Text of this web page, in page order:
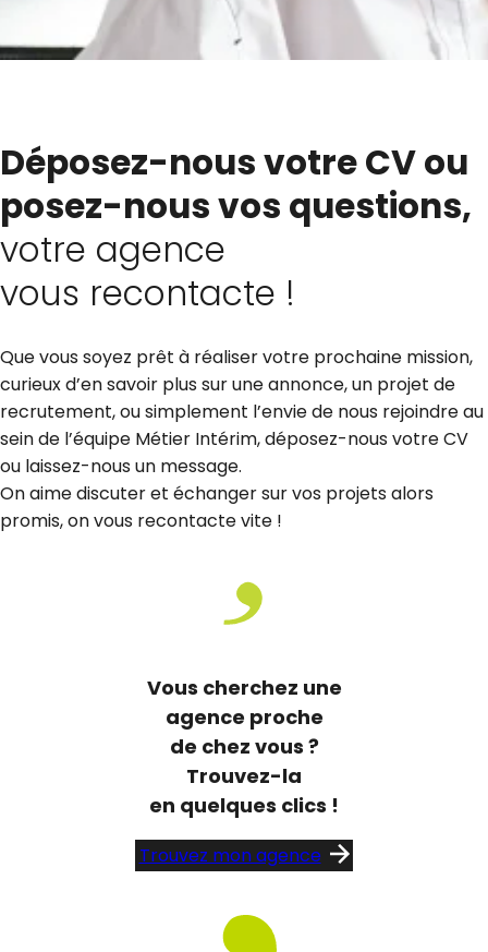
Déposez-nous votre CV ou
posez-nous vos questions,
votre agence
vous recontacte !
Que vous soyez prêt à réaliser votre prochaine mission,
curieux d’en savoir plus sur une annonce, un projet de
recrutement, ou simplement l’envie de nous rejoindre au
sein de l’équipe Métier Intérim, déposez-nous votre CV
ou laissez-nous un message.
On aime discuter et échanger sur vos projets alors
promis, on vous recontacte vite !
Vous cherchez une
agence proche
de chez vous ?
Trouvez-la
en quelques clics !
Trouvez mon agence